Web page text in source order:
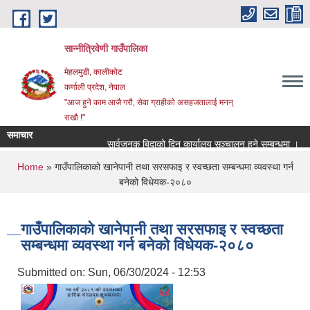
Skip to main content
सान्नीत्रिवेणी गाउँपालिका
मेहलमुडी, कालीकोट
कर्णाली प्रदेश, नेपाल
"आज हुने काम आजै गरौ, सेवा ग्राहीको असहजतालाई मनन्
राखौ !"
समाचार
सार्वजनुक बिदाको दिन कार्यालय सञ्चालन हुने सम्बन्धमा ।
You are here
Home» गाउँपालिकाको खानेपानी तथा सरसफाइ र स्वच्छता सम्बन्धमा व्यवस्था गर्न
बनेको विधेयक-२०८०
गाउँपालिकाको खानेपानी तथा सरसफाइ र स्वच्छता
सम्बन्धमा व्यवस्था गर्न बनेको विधेयक-२०८०
Submitted on: Sun, 06/30/2024 - 12:53